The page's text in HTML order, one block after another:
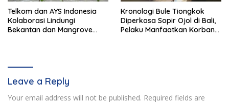
Telkom dan AYS Indonesia
Kolaborasi Lindungi
Bekantan dan Mangrove
Kronologi Bule Tiongkok
Diperkosa Sopir Ojol di Bali,
Pelaku Manfaatkan Korban
Leave a Reply
Your email address will not be published. Required fields are